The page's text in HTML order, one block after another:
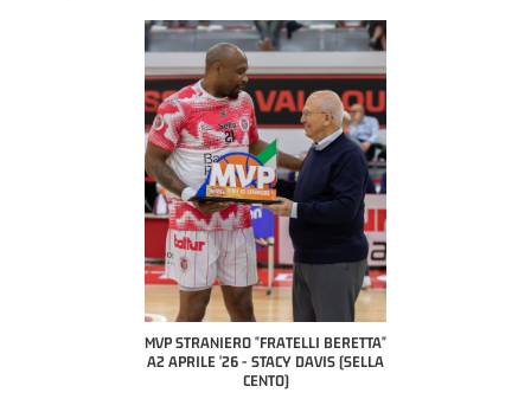
MVP STRANIERO "FRATELLI BERETTA"
A2 APRILE '26 - STACY DAVIS (SELLA
CENTO)
MVP "FRATELLI BERETTA"
DILAS B NAZIONALE